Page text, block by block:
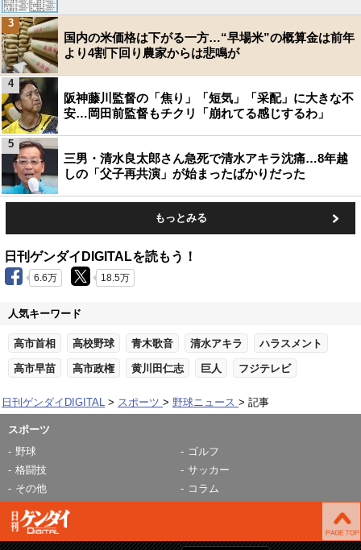
国内の米価格は下がる一方…“早場米”の概算金は前年
より4割下回り農家からは悲鳴が
3
阪神藤川監督の「焦り」「短気」「采配」に大きな不
安…岡田前監督もチクリ「崩れてる感じするわ」
4
三男・清水良太郎さん急死で清水アキラ沈痛…8年越
しの「父子再共演」が始まったばかりだった
5
もっとみる
日刊ゲンダイDIGITALを読もう！
6.6万 18.5万
人気キーワード
高市首相 高校野球 青木歌音 清水アキラ ハラスメント
高市早苗 高市政権 黄川田仁志 巨人 フジテレビ
日刊ゲンダイDIGITAL スポーツ 野球ニュース 記事
スポーツ
野球
ゴルフ
格闘技
サッカー
その他
コラム